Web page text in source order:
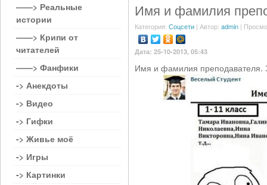
Имя и фамилия
Категория: Соцсети | Автор: admin |
Дата: 25-10-2013, 05:43
Имя и фамилия преподавателя.
——> Реальные
истории
——> Крипи от
читателей
——> Фанфики
-> Анекдоты
-> Видео
-> Гифки
-> Живье моё
-> Игры
-> Картинки